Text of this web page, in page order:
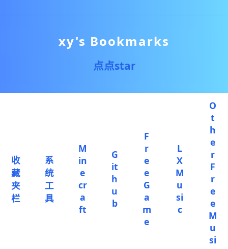
xy's Bookmarks
点点star
收
藏
夹
栏
系
统
工
具
M
in
e
cr
a
ft
G
it
h
u
b
F
r
e
e
G
a
m
e
L
X
M
u
si
c
O
t
h
e
r
F
r
e
e
M
u
si